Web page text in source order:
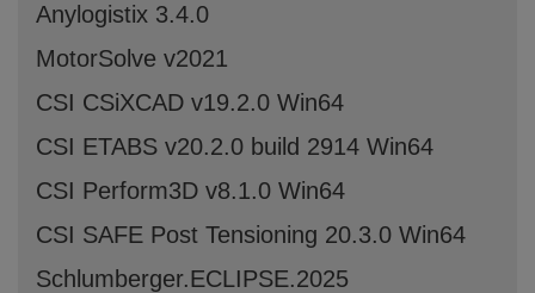
Anylogistix 3.4.0
MotorSolve v2021
CSI CSiXCAD v19.2.0 Win64
CSI ETABS v20.2.0 build 2914 Win64
CSI Perform3D v8.1.0 Win64
CSI SAFE Post Tensioning 20.3.0 Win64
Schlumberger.ECLIPSE.2025